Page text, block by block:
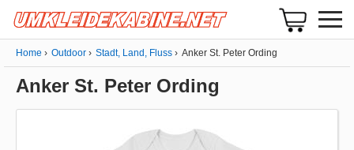
Home Outdoor Stadt, Land, Fluss Anker St. Peter Ording
Anker St. Peter Ording